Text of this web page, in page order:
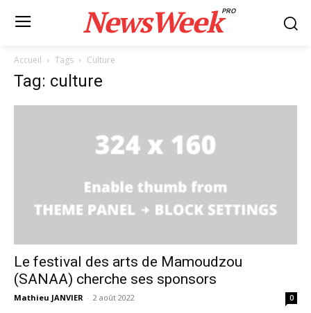
NewsWeekPRO
Accueil Tags Culture
Tag: culture
Le festival des arts de Mamoudzou
(SANAA) cherche ses sponsors
Mathieu JANVIER - 2 août 2022 0